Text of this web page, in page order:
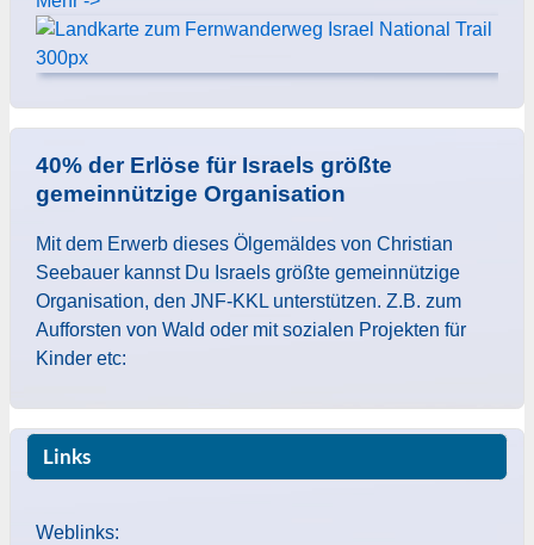
40% der Erlöse für Israels größte
gemeinnützige Organisation
Mit dem Erwerb dieses Ölgemäldes von Christian
Seebauer kannst Du Israels größte gemeinnützige
Organisation, den JNF-KKL unterstützen. Z.B. zum
Aufforsten von Wald oder mit sozialen Projekten für
Kinder etc:
Links
Weblinks: